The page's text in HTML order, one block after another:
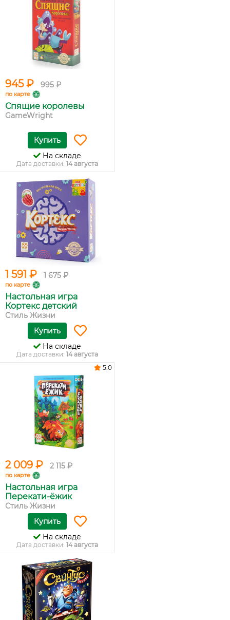
945 ₽ 995 ₽
по карте
Спящие королевы
GameWright
Купить
На складе
Дата доставки: 14 августа
1 591 ₽ 1 675 ₽
по карте
Настольная игра
Кортекс детский
Стиль Жизни
Купить
На складе
Дата доставки: 14 августа
2 009 ₽ 2 115 ₽
по карте
Настольная игра
Перекати-ёжик
Стиль Жизни
5.0
Купить
На складе
Дата доставки: 14 августа